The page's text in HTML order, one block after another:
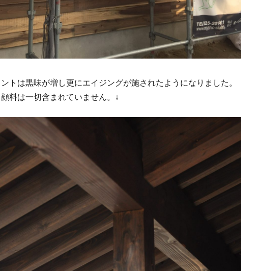
トは黒味が増し更にエイジングが施されたようになりました。
料は一切含まれていません。↓